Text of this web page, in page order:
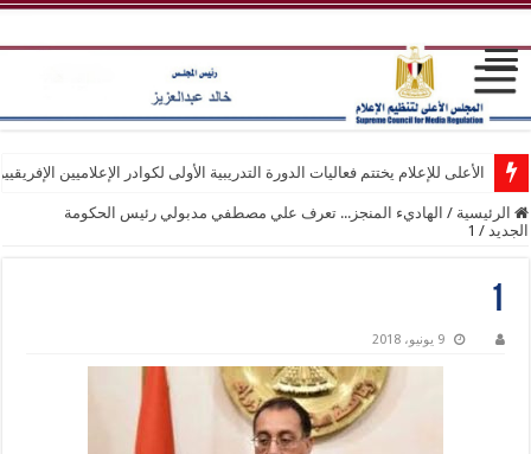
الأعلى للإعلام يختتم فعاليات الدورة التدريبية الأولى لكوادر الإعلاميين
الرئيسية / الهاديء المنجز... تعرف علي مصطفي مدبولي رئيس الحكومة
الجديد /
1
1
9 يونيو، 2018